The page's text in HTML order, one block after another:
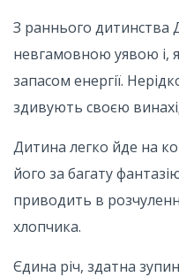
З раннього дитинства
невгамовною уявою і,
запасом енергії.
здивують своєю
Дитина легко йде на
його за багату
приводить в
хлопчика.
Єдина річ, здатна